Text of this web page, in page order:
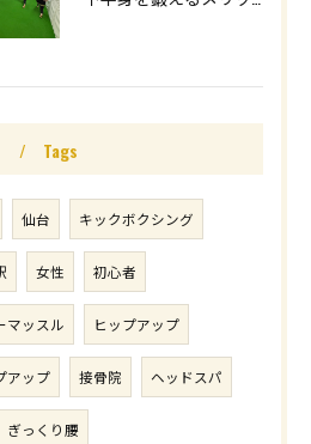
Tags
仙台 キックボクシング
女性 初心者
マッスル ヒップアップ
アップ 接骨院 ヘッドスパ
ぎっくり腰